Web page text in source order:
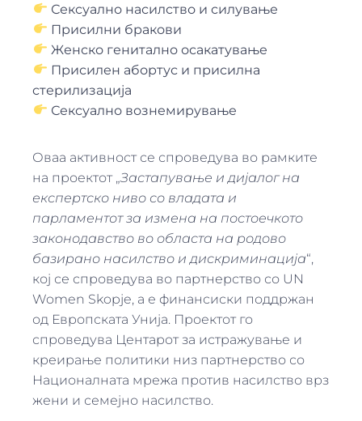
Сексуално насилство и силување
Присилни бракови
Женско генитално осакатување
Присилен абортус и присилна
стерилизација
Сексуално вознемирување
Оваа активност се спроведува во рамките
на проектот „Застапување и дијалог на
експертско ниво со владата и
парламентот за измена на постоечкото
законодавство во областа на родово
базирано насилство и дискриминација“,
кој се спроведува во партнерство со UN
Women Skopje, а е финансиски поддржан
од Европската Унија. Проектот го
спроведува Центарот за истражување и
креирање политики низ партнерство со
Националната мрежа против насилство врз
жени и семејно насилство.